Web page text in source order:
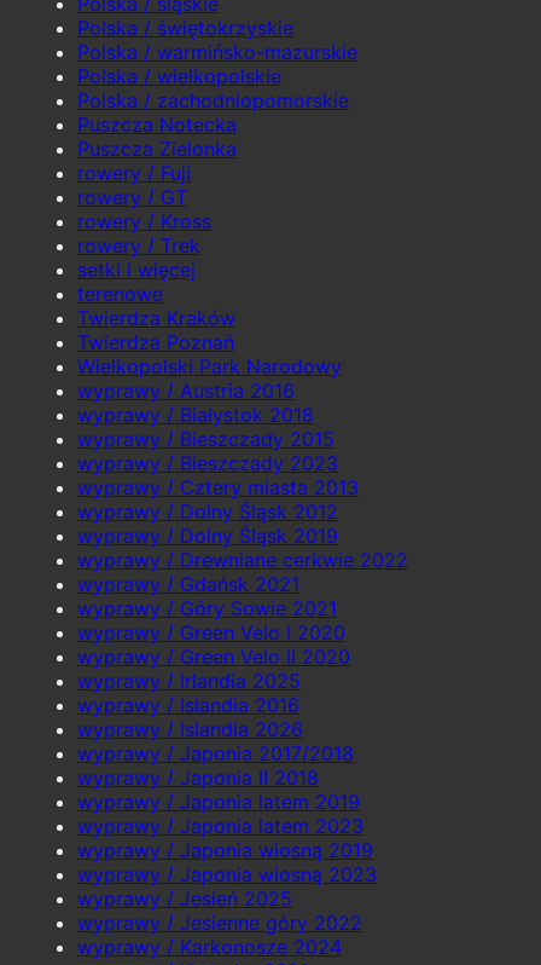
Polska / świętokrzyskie
Polska / warmińsko-mazurskie
Polska / wielkopolskie
Polska / zachodniopomorskie
Puszcza Notecka
Puszcza Zielonka
rowery / Fuji
rowery / GT
rowery / Kross
rowery / Trek
setki i więcej
terenowe
Twierdza Kraków
Twierdza Poznań
Wielkopolski Park Narodowy
wyprawy / Austria 2016
wyprawy / Białystok 2018
wyprawy / Bieszczady 2015
wyprawy / Bieszczady 2023
wyprawy / Cztery miasta 2013
wyprawy / Dolny Śląsk 2012
wyprawy / Dolny Śląsk 2019
wyprawy / Drewniane cerkwie 2022
wyprawy / Gdańsk 2021
wyprawy / Góry Sowie 2021
wyprawy / Green Velo I 2020
wyprawy / Green Velo II 2020
wyprawy / Irlandia 2025
wyprawy / Islandia 2016
wyprawy / Islandia 2026
wyprawy / Japonia 2017/2018
wyprawy / Japonia II 2018
wyprawy / Japonia latem 2019
wyprawy / Japonia latem 2023
wyprawy / Japonia wiosną 2019
wyprawy / Japonia wiosną 2023
wyprawy / Jesień 2025
wyprawy / Jesienne góry 2022
wyprawy / Karkonosze 2024